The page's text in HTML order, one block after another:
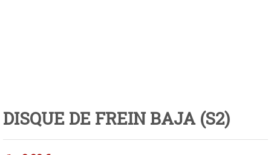
DISQUE DE FREIN BAJA (S2)